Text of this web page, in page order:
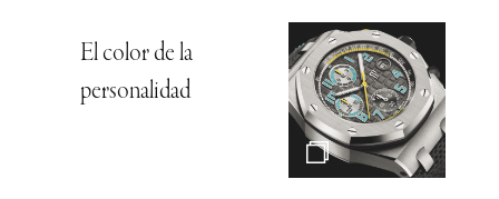
El color de la
personalidad